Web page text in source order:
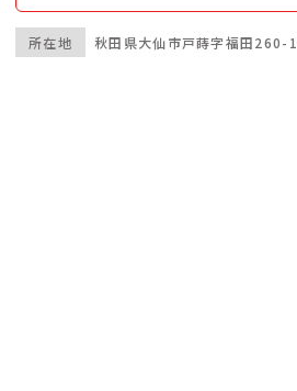
所在地 秋田県大仙市戸蒔字福田260-1